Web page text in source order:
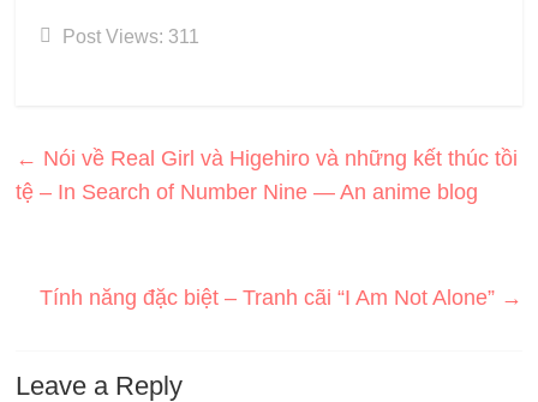
Post Views: 311
← Nói về Real Girl và Higehiro và những kết thúc tồi
tệ – In Search of Number Nine — An anime blog
Tính năng đặc biệt – Tranh cãi “I Am Not Alone” →
Leave a Reply